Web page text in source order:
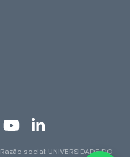
social: UNIVERSIDADE DO